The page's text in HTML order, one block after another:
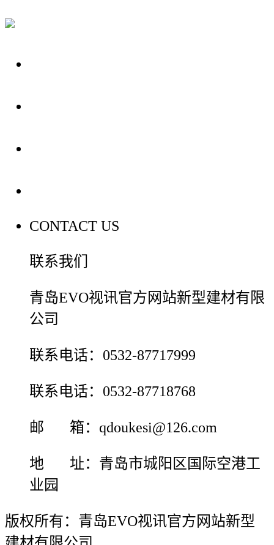
CONTACT US
联系我们
青岛EVO视讯官方网站新型建材有限
公司
联系电话：0532-87717999
联系电话：0532-87718768
邮 箱：qdoukesi@126.com
地 址：青岛市城阳区国际空港工
业园
版权所有：青岛EVO视讯官方网站新型